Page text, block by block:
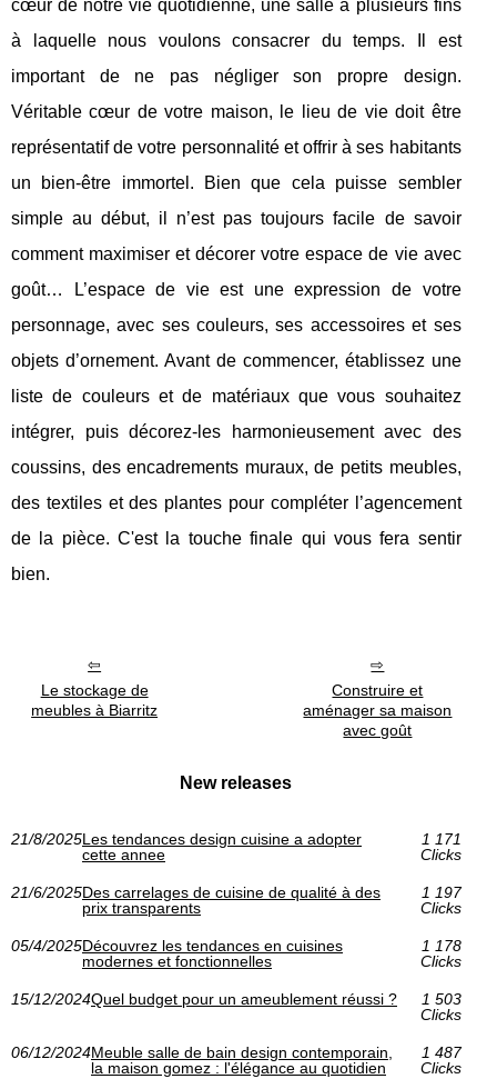
cœur de notre vie quotidienne, une salle à plusieurs fins
à laquelle nous voulons consacrer du temps. Il est
important de ne pas négliger son propre design.
Véritable cœur de votre maison, le lieu de vie doit être
représentatif de votre personnalité et offrir à ses habitants
un bien-être immortel. Bien que cela puisse sembler
simple au début, il n’est pas toujours facile de savoir
comment maximiser et décorer votre espace de vie avec
goût… L’espace de vie est une expression de votre
personnage, avec ses couleurs, ses accessoires et ses
objets d’ornement. Avant de commencer, établissez une
liste de couleurs et de matériaux que vous souhaitez
intégrer, puis décorez-les harmonieusement avec des
coussins, des encadrements muraux, de petits meubles,
des textiles et des plantes pour compléter l’agencement
de la pièce. C'est la touche finale qui vous fera sentir
bien.
Le stockage de
meubles à Biarritz
Construire et
aménager sa maison
avec goût
New releases
21/8/2025Les tendances design cuisine a adopter
cette annee
1 171
Clicks
21/6/2025Des carrelages de cuisine de qualité à des
prix transparents
1 197
Clicks
05/4/2025Découvrez les tendances en cuisines
modernes et fonctionnelles
1 178
Clicks
15/12/2024Quel budget pour un ameublement réussi ?
1 503
Clicks
06/12/2024Meuble salle de bain design contemporain,
la maison gomez : l'élégance au quotidien
1 487
Clicks